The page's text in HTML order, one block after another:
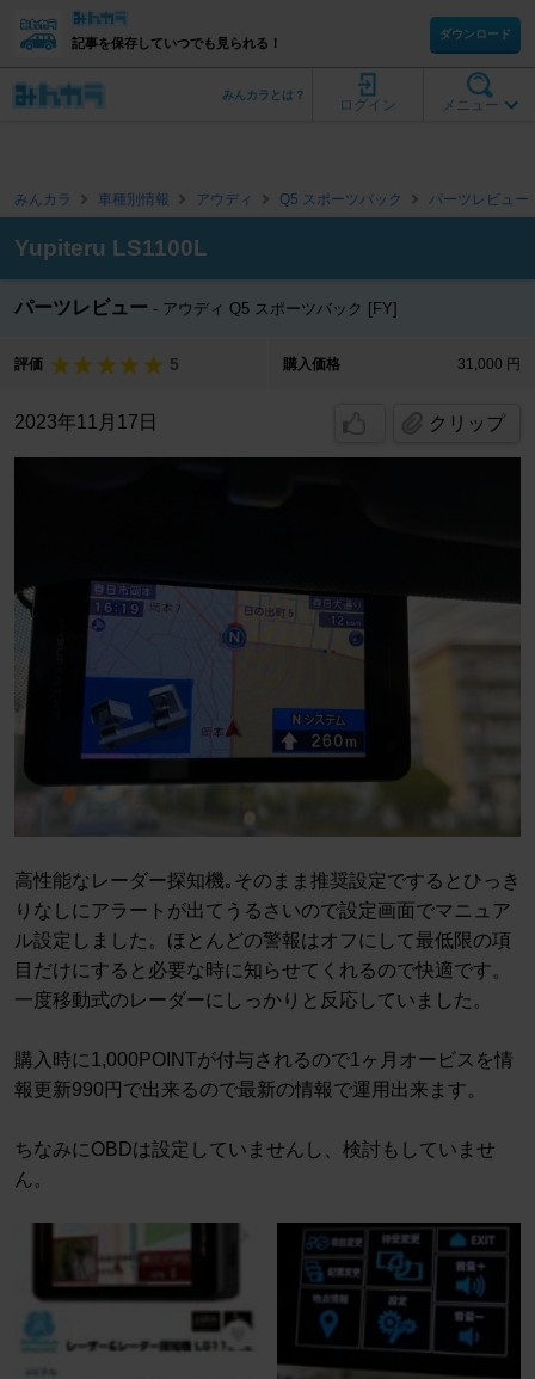
記事を保存していつでも見られる！
ダウンロード
メニュー
ログイン
みんカラとは？
みんカラ 車種別情報 アウディ Q5 スポーツバック パーツレビュー
Yupiteru LS1100L
パーツレビュー アウディ Q5 スポーツバック [FY]
評価 5 購入価格 31,000 円
2023年11月17日 クリップ
高性能なレーダー探知機｡そのまま推奨設定でするとひっき
りなしにアラートが出てうるさいので設定画面でマニュア
ル設定しました。ほとんどの警報はオフにして最低限の項
目だけにすると必要な時に知らせてくれるので快適です。
一度移動式のレーダーにしっかりと反応していました。
購入時に1,000POINTが付与されるので1ヶ月オービスを情
報更新990円で出来るので最新の情報で運用出来ます。
ちなみにOBDは設定していませんし、検討もしていませ
ん。